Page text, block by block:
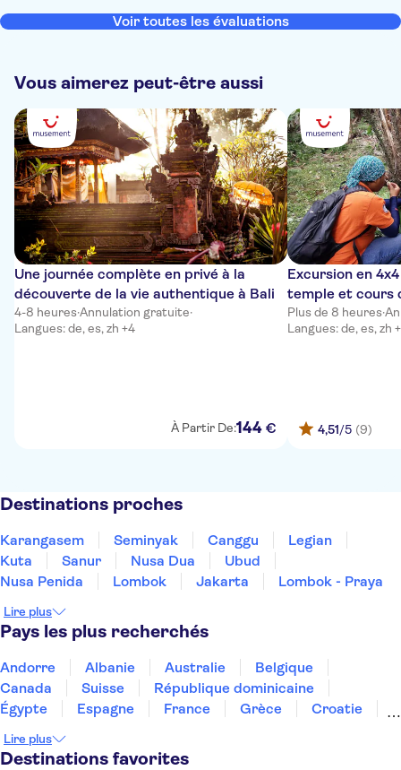
Voir toutes les évaluations
Vous aimerez peut-être aussi
Une journée complète en privé à la
découverte de la vie authentique à Bali
4-8 heures·Annulation gratuite·
Langues: de, es, zh +4
À Partir De:144 €
Excursion en
temple et cours
Plus de 8 heures·
Langues: de, es, zh
4,51/5 (9)
Destinations proches
Karangasem Seminyak Canggu
Legian
Kuta
Sanur Nusa Dua
Ubud
Nusa Penida
Lombok Jakarta Lombok - Praya
Lire plus
Pays les plus recherchés
Andorre Albanie Australie
Belgique
Canada
Suisse
République dominicaine
Égypte
Espagne France Grèce
Croatie
Thaïlande
Tunisie
Lire plus
Destinations favorites